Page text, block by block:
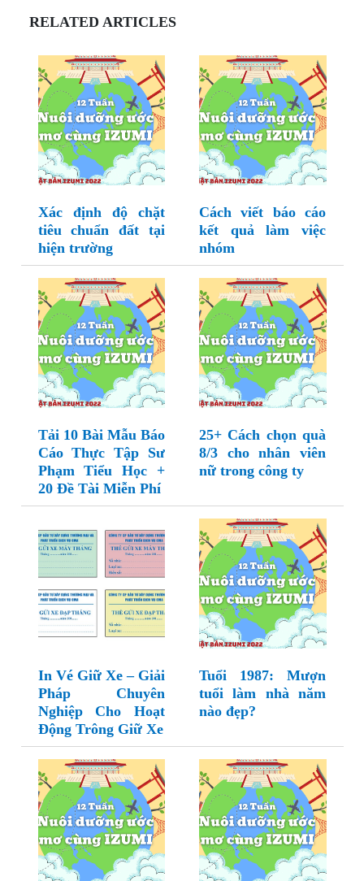
RELATED ARTICLES
Xác định độ chặt
tiêu chuẩn đất tại
hiện trường
Cách viết báo cáo
kết quả làm việc
nhóm
Tải 10 Bài Mẫu Báo
Cáo Thực Tập Sư
Phạm Tiểu Học +
20 Đề Tài Miễn Phí
25+ Cách chọn quà
8/3 cho nhân viên
nữ trong công ty
In Vé Giữ Xe – Giải
Pháp Chuyên
Nghiệp Cho Hoạt
Động Trông Giữ Xe
Tuổi 1987: Mượn
tuổi làm nhà năm
nào đẹp?